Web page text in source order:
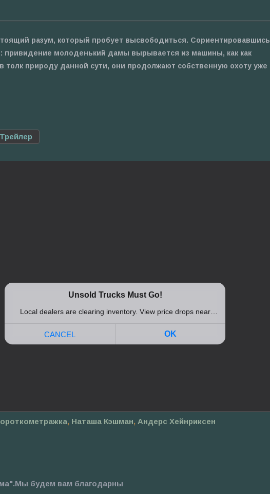
разум, который пробует высвободиться. Сориентировавшись
привидение молоденький дамы вырывается из машины, как как
толк природу данной сути, они продолжают собственную охоту уже
Трейлер
, Наташа Кэшман, Андерс Хейнриксен
будем вам благодарны